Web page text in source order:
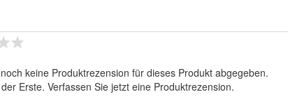
keine Produktrezension für dieses Produkt abgegeben.
Erste. Verfassen Sie jetzt eine Produktrezension.